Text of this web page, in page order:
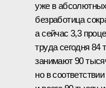
уже в
безработица
а сейчас 3,3
труда сегодня 84
занимают 90
но в